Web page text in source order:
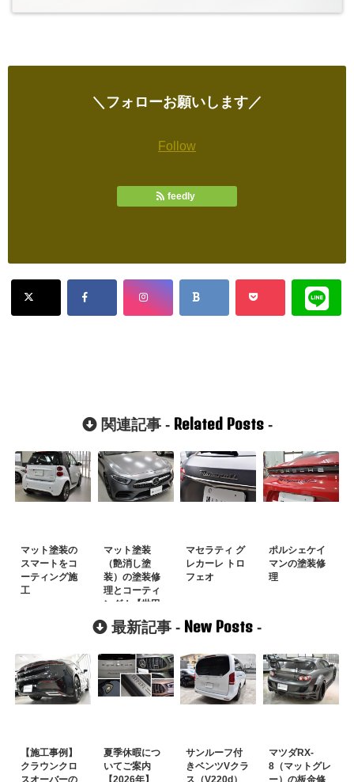
＼フォローお願いします／
Follow
feedly
関連記事 - Related Posts-
マット塗装の
スマートをコ
ーティング施
工
マット塗装
（艶消し塗
装）の塗装修
理とコーティ
ング！【世田
谷区】
マセラティ グ
レカーレ トロ
フェオ
ポルシェケイ
マンの塗装修
理
最新記事 - New Posts -
【施工事例】
クラウンクロ
スオーバーの
夏季休暇につ
いてご案内
【2026年】
サンルーフ付
きベンツVクラ
ス（V220d）
マツダRX-
8（マットグレ
ー）の板金修